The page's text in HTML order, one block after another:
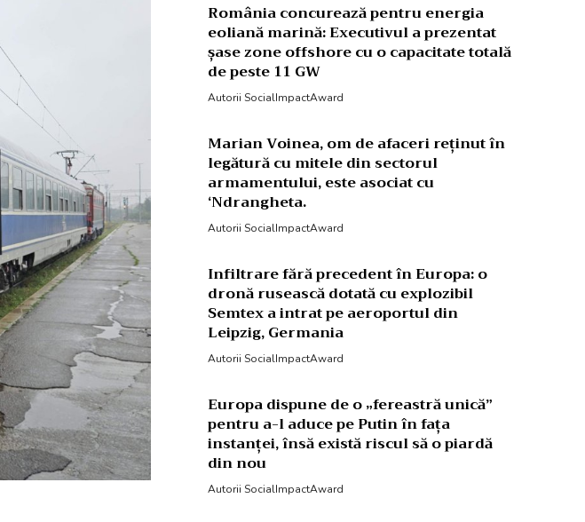
România concurează pentru energia
eoliană marină: Executivul a prezentat
șase zone offshore cu o capacitate totală
de peste 11 GW
Autorii SocialImpactAward
Marian Voinea, om de afaceri reținut în
legătură cu mitele din sectorul
armamentului, este asociat cu
‘Ndrangheta.
Autorii SocialImpactAward
Infiltrare fără precedent în Europa: o
dronă rusească dotată cu explozibil
Semtex a intrat pe aeroportul din
Leipzig, Germania
Autorii SocialImpactAward
Europa dispune de o „fereastră unică”
pentru a-l aduce pe Putin în fața
instanței, însă există riscul să o piardă
din nou
Autorii SocialImpactAward